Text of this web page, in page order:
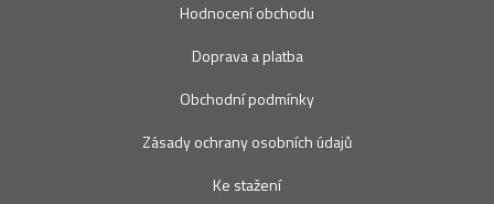
Hodnocení obchodu
Doprava a platba
Obchodní podmínky
Zásady ochrany osobních údajů
Ke stažení